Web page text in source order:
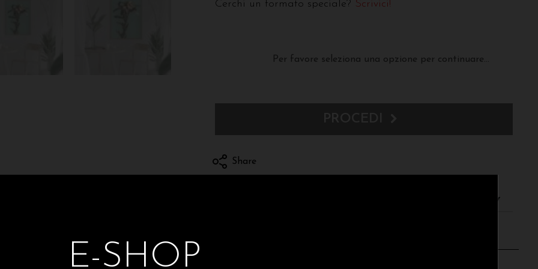
Cerchi un formato speciale? Scrivici!
Per favore seleziona una opzione per continuare...
Share
E-SHOP